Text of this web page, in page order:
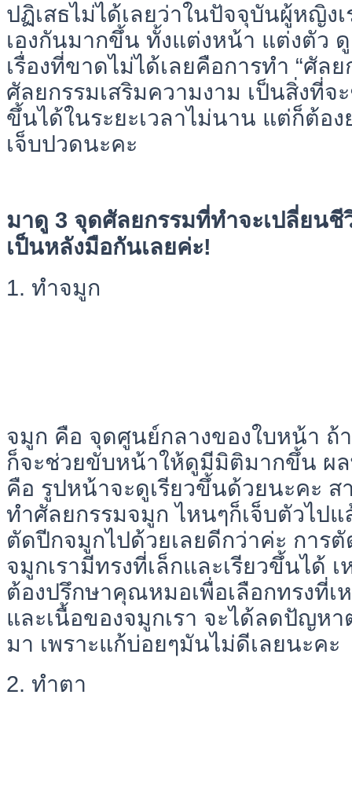
ปฏิเสธไม่ได้เลยว่าในปัจจุบันผู้หญิง
เองกันมากขึ้น ทั้งแต่งหน้า แต่งตัว
เรื่องที่ขาดไม่ได้เลยคือการทำ “ศัลย
ศัลยกรรมเสริมความงาม เป็นสิ่งที่
ขึ้นได้ในระยะเวลาไม่นาน แต่ก็ต้อ
เจ็บปวดนะคะ
มาดู 3 จุดศัลยกรรมที่ทำจะเปลี่ยน
เป็นหลังมือกันเลยค่ะ!
1. ทำจมูก
จมูก คือ จุดศูนย์กลางของใบหน้า ถ้
ก็จะช่วยขับหน้าให้ดูมีมิติมากขึ้น ผ
คือ รูปหน้าจะดูเรียวขึ้นด้วยนะคะ
ทำศัลยกรรมจมูก ไหนๆก็เจ็บตัวไปแ
ตัดปีกจมูกไปด้วยเลยดีกว่าค่ะ การ
จมูกเรามีทรงที่เล็กและเรียวขึ้นได้
ต้องปรึกษาคุณหมอเพื่อเลือกทรงที่เ
และเนื้อของจมูกเรา จะได้ลดปัญห
มา เพราะแก้บ่อยๆมันไม่ดีเลยนะคะ
2. ทำตา